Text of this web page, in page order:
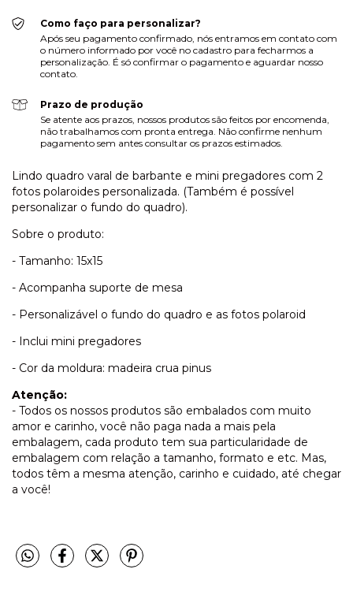
Como faço para personalizar?
Após seu pagamento confirmado, nós entramos em contato com
o número informado por você no cadastro para fecharmos a
personalização. É só confirmar o pagamento e aguardar nosso
contato.
Prazo de produção
Se atente aos prazos, nossos produtos são feitos por encomenda,
não trabalhamos com pronta entrega. Não confirme nenhum
pagamento sem antes consultar os prazos estimados.
Lindo quadro varal de barbante e mini pregadores com 2
fotos polaroides personalizada. (Também é possível
personalizar o fundo do quadro).
Sobre o produto:
- Tamanho: 15x15
- Acompanha suporte de mesa
- Personalizável o fundo do quadro e as fotos polaroid
- Inclui mini pregadores
- Cor da moldura: madeira crua pinus
Atenção:
- Todos os nossos produtos são embalados com muito
amor e carinho, você não paga nada a mais pela
embalagem, cada produto tem sua particularidade de
embalagem com relação a tamanho, formato e etc. Mas,
todos têm a mesma atenção, carinho e cuidado, até chegar
a você!